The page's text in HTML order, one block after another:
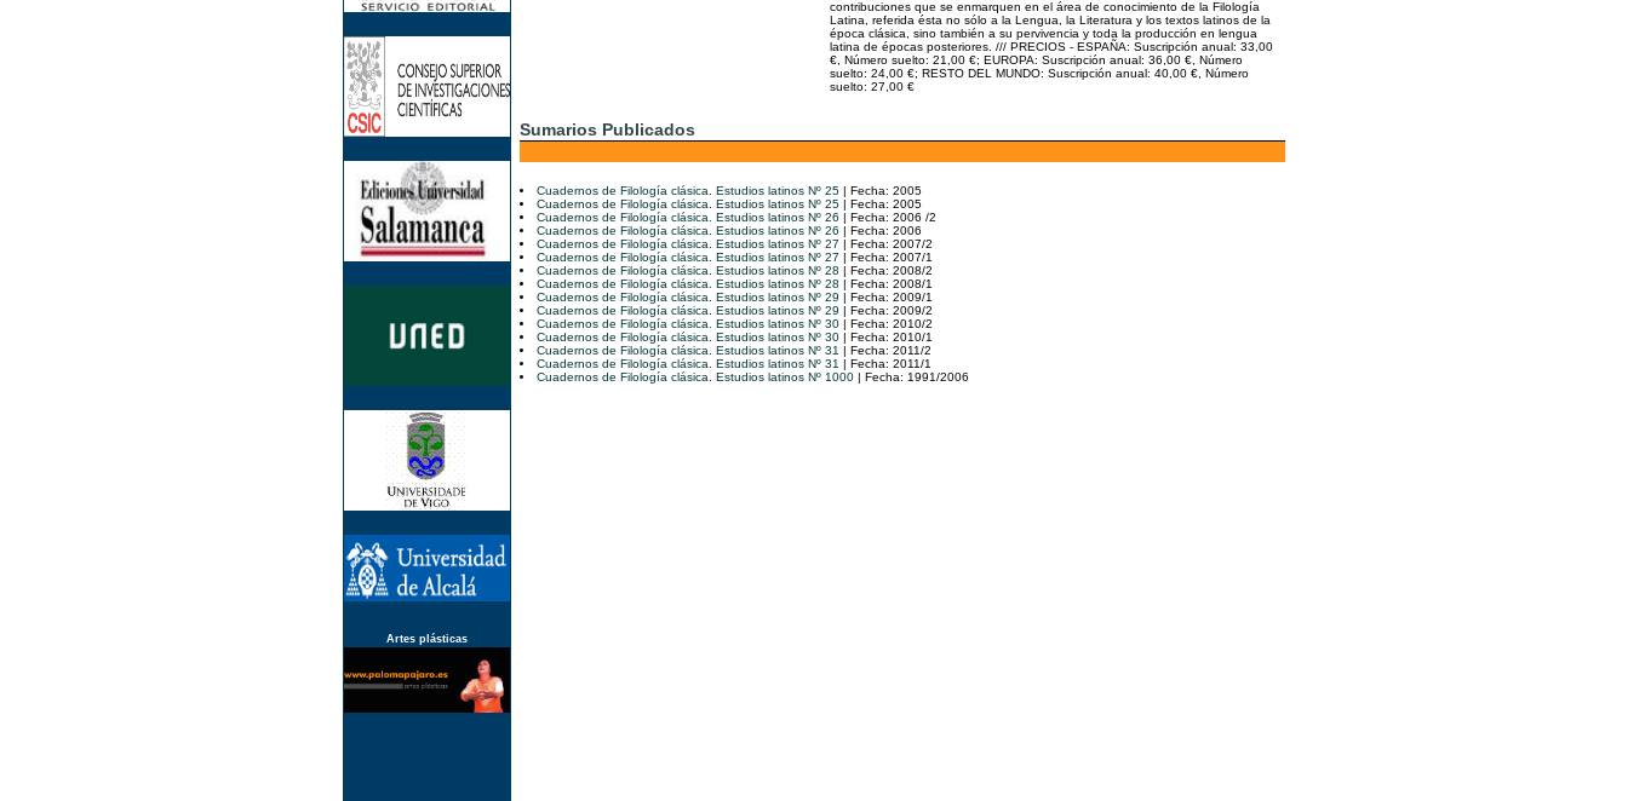
Artes plásticas
contribuciones que se enmarquen en el área de conocimiento de la Filología
Latina, referida ésta no sólo a la Lengua, la Literatura y los textos latinos de la
época clásica, sino también a su pervivencia y toda la producción en lengua
latina de épocas posteriores. /// PRECIOS - ESPAÑA: Suscripción anual: 33,00
€, Número suelto: 21,00 €; EUROPA: Suscripción anual: 36,00 €, Número
suelto: 24,00 €; RESTO DEL MUNDO: Suscripción anual: 40,00 €, Número
suelto: 27,00 €
Sumarios Publicados
Cuadernos de Filología clásica. Estudios latinos Nº 25 | Fecha: 2005
Cuadernos de Filología clásica. Estudios latinos Nº 25 | Fecha: 2005
Cuadernos de Filología clásica. Estudios latinos Nº 26 | Fecha: 2006 /2
Cuadernos de Filología clásica. Estudios latinos Nº 26 | Fecha: 2006
Cuadernos de Filología clásica. Estudios latinos Nº 27 | Fecha: 2007/2
Cuadernos de Filología clásica. Estudios latinos Nº 27 | Fecha: 2007/1
Cuadernos de Filología clásica. Estudios latinos Nº 28 | Fecha: 2008/2
Cuadernos de Filología clásica. Estudios latinos Nº 28 | Fecha: 2008/1
Cuadernos de Filología clásica. Estudios latinos Nº 29 | Fecha: 2009/1
Cuadernos de Filología clásica. Estudios latinos Nº 29 | Fecha: 2009/2
Cuadernos de Filología clásica. Estudios latinos Nº 30 | Fecha: 2010/2
Cuadernos de Filología clásica. Estudios latinos Nº 30 | Fecha: 2010/1
Cuadernos de Filología clásica. Estudios latinos Nº 31 | Fecha: 2011/2
Cuadernos de Filología clásica. Estudios latinos Nº 31 | Fecha: 2011/1
Cuadernos de Filología clásica. Estudios latinos Nº 1000 | Fecha: 1991/2006